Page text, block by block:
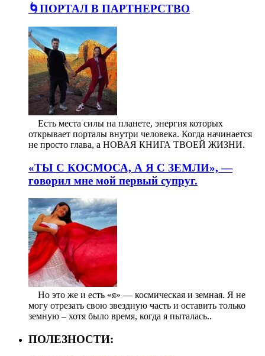
🌀ПОРТАЛ В ПАРТНЕРСТВО
⠀ Есть места силы на планете, энергия которых
открывает порталы внутри человека. Когда начинается
не просто глава, а НОВАЯ КНИГА ТВОЕЙ ЖИЗНИ.
«ТЫ С КОСМОСА, А Я С ЗЕМЛИ», —
говорил мне мой первый супруг.
⠀ Но это же и есть «я» — космическая и земная. Я не
могу отрезать свою звездную часть и оставить только
земную – хотя было время, когда я пыталась..
ПОЛЕЗНОСТИ: